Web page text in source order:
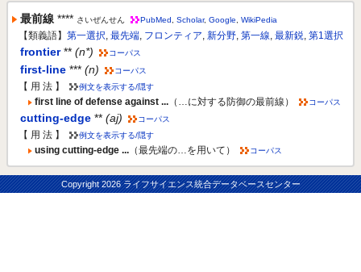
最前線 **** さいぜんせん PubMed Scholar, Google WikiPedia
【類義語】 第一選択, 最先端, フロンティア, 新分野, 第一線, 最新鋭, 第1選択
frontier ** (n*) コーパス
first-line *** (n) コーパス
【 用 法 】 例文を表示する/隠す
first line of defense against ... （…に対する防御の最前線） コーパス
cutting-edge ** (aj) コーパス
【 用 法 】 例文を表示する/隠す
using cutting-edge ... （最先端の…を用いて） コーパス
Copyright2026 ライフサイエンス統合データベースセンター